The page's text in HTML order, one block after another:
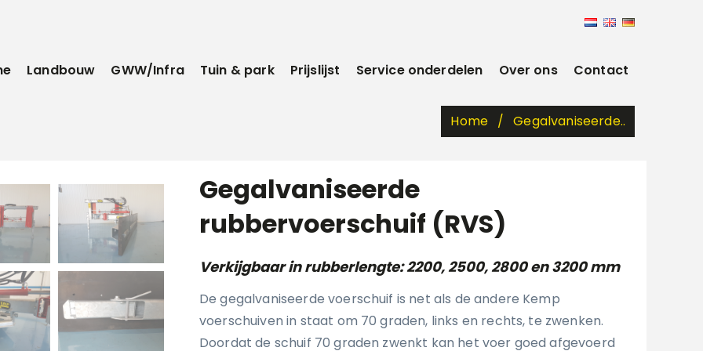
Landbouw GWW/Infra Tuin & park Prijslijst Service onderdelen Over ons Contact
Home Gegalvaniseerde..
Gegalvaniseerde
rubbervoerschuif (RVS)
Verkijgbaar in rubberlengte: 2200, 2500, 2800 en 3200 mm
De gegalvaniseerde voerschuif is net als de andere Kemp
voerschuiven in staat om 70 graden, links en rechts, te zwenken.
Doordat de schuif 70 graden zwenkt kan het voer goed afgevoerd